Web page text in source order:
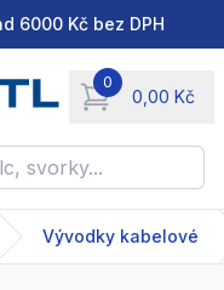
6000 Kč bez DPH
0
0,00 Kč
items in cart,
Vývodky kabelové